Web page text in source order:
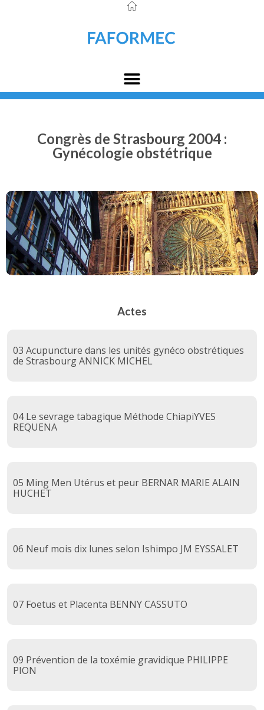
Congrès de Strasbourg 2004 :
Gynécologie obstétrique
Actes
03 Acupuncture dans les unités gynéco obstrétiques
de Strasbourg ANNICK MICHEL
04 Le sevrage tabagique Méthode ChiapiYVES
REQUENA
05 Ming Men Utérus et peur BERNAR MARIE ALAIN
HUCHET
06 Neuf mois dix lunes selon Ishimpo JM EYSSALET
07 Foetus et Placenta BENNY CASSUTO
09 Prévention de la toxémie gravidique PHILIPPE
PION